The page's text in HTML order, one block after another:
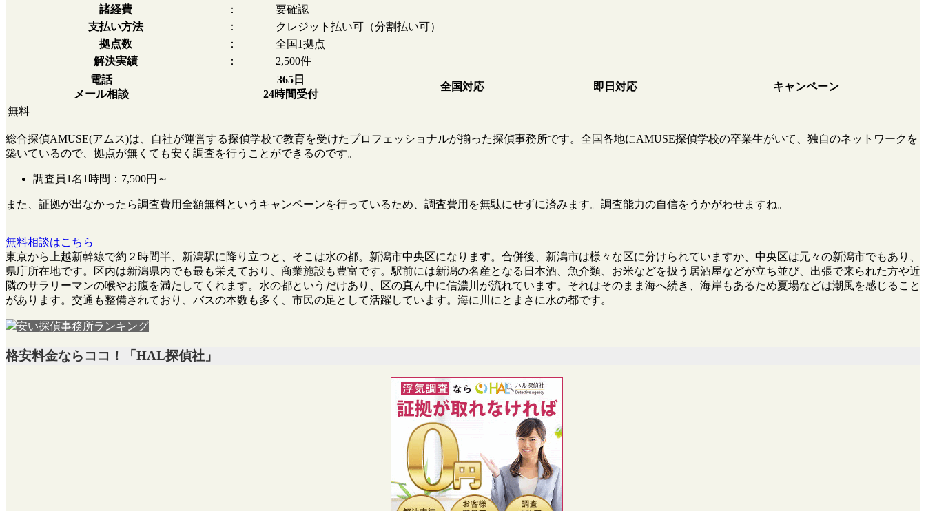
諸経費
：
要確認
支払い方法
：
クレジット払い可（分割払い可）
拠点数
：
全国1拠点
解決実績
：
2,500件
電話
メール相談
365日
24時間受付
全国対応 即日対応 キャンペーン
無料
総合探偵AMUSE(アムス)は、自社が運営する探偵学校で教育を受けたプロフェッショナルが揃った探偵事務所です。全国各地にAMUSE探偵学校の卒業生がいて、独自のネットワークを
築いているので、拠点が無くても安く調査を行うことができるのです。
調査員1名1時間： 7,500円～
また、 証拠が出なかったら調査費用全額無料というキャンペーンを行っているため、調査費用を無駄にせずに済みます。調査能力の自信をうかがわせますね。
無料相談はこちら
東京から上越新幹線で約２時間半、新潟駅に降り立つと、そこは水の都。新潟市中央区になります。合併後、新潟市は様々な区に分けられていますか、中央区は元々の新潟市でもあり、
県庁所在地です。区内は新潟県内でも最も栄えており、商業施設も豊富です。駅前には新潟の名産となる日本酒、魚介類、お米などを扱う居酒屋などが立ち並び、出張で来られた方や近
隣のサラリーマンの喉やお腹を満たしてくれます。水の都というだけあり、区の真ん中に信濃川が流れています。それはそのまま海へ続き、海岸もあるため夏場などは潮風を感じること
があります。交通も整備されており、バスの本数も多く、市民の足として活躍しています。海に川にとまさに水の都です。
安い探偵事務所ランキング
格安料金ならココ！「HAL探偵社」